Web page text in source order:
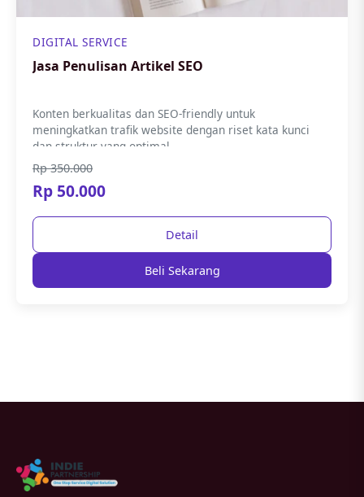
DIGITAL SERVICE
Jasa Penulisan Artikel SEO
Konten berkualitas dan SEO-friendly untuk
meningkatkan trafik website dengan riset kata kunci
dan struktur yang optimal.
Rp 350.000
Rp 50.000
Detail
Beli Sekarang